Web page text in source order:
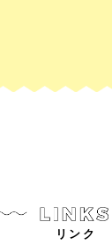
リンク